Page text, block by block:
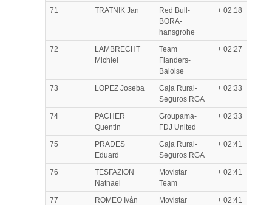
71 TRATNIK Jan
Red Bull-
BORA-
hansgrohe
+ 02:18
72
LAMBRECHT
Michiel
Team
Flanders-
Baloise
+ 02:27
73 LOPEZ Joseba
Caja Rural-
Seguros RGA
+ 02:33
74
PACHER
Quentin
Groupama-
FDJ United
+ 02:33
75
PRADES
Eduard
Caja Rural-
Seguros RGA
+ 02:41
76
TESFAZION
Natnael
Movistar
Team
+ 02:41
77 ROMEO Iván
Movistar
+ 02:41